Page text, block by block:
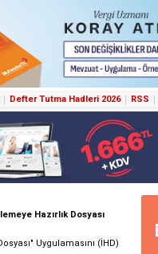
Defter Tutma Hadleri 2026 RSS